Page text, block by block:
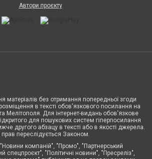
Автори проєкту
матеріалів без отримання попередньої згоди
в тексті обов'язкового посилання на
Мелітополя. Для інтернет-видань обов'язкове
для пошукових систем гіперпосилання
другого абзацу в тексті або в якості джерела.
переслідується Законом.
компаній", "Промо", "Партнерський
спецпроєкт", "Політичні новини", "Пресреліз",